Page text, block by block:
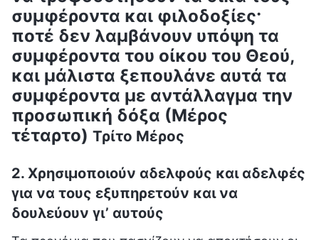
συμφέροντα και φιλοδοξίες·
ποτέ δεν λαμβάνουν υπόψη τα
συμφέροντα του οίκου του Θεού,
και μάλιστα ξεπουλάνε αυτά τα
συμφέροντα με αντάλλαγμα την
προσωπική δόξα (Μέρος
τέταρτο) Τρίτο Μέρος
2. Χρησιμοποιούν αδελφούς και αδελφές
για να τους εξυπηρετούν και να
δουλεύουν γι’ αυτούς